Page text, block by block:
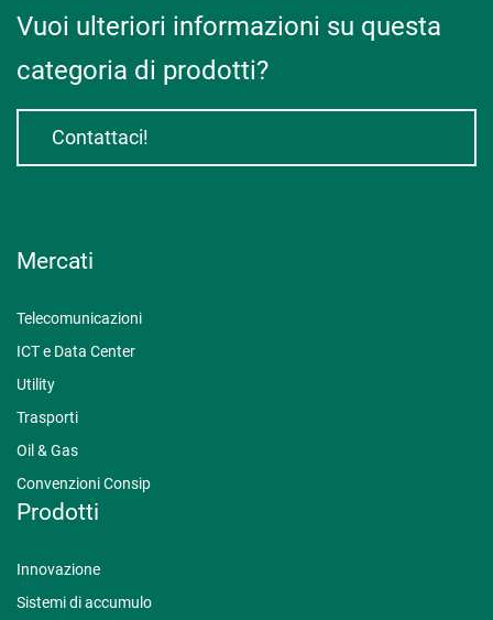
Vuoi ulteriori informazioni su questa
categoria di prodotti?
Contattaci!
Mercati
Telecomunicazioni
ICT e Data Center
Utility
Trasporti
Oil & Gas
Convenzioni Consip
Prodotti
Innovazione
Sistemi di accumulo